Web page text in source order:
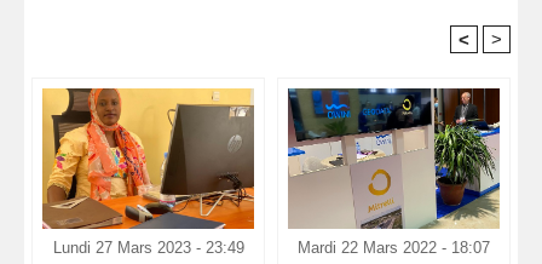
< >
Lundi 27 Mars 2023 - 23:49 Mardi 22 Mars 2022 - 18:07